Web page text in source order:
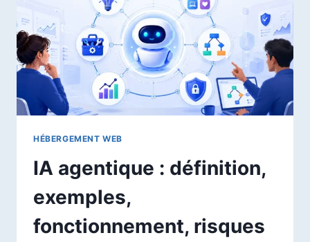
L’AGENT
IA
DE
NOUS
RESEARCH
HÉBERGEMENT WEB
IA agentique : définition,
exemples,
fonctionnement, risques